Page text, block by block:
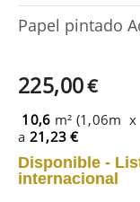
Papel pintado
225,00€
10,6 m² (1,06m x
a 21,23 €
Disponible -
internacional